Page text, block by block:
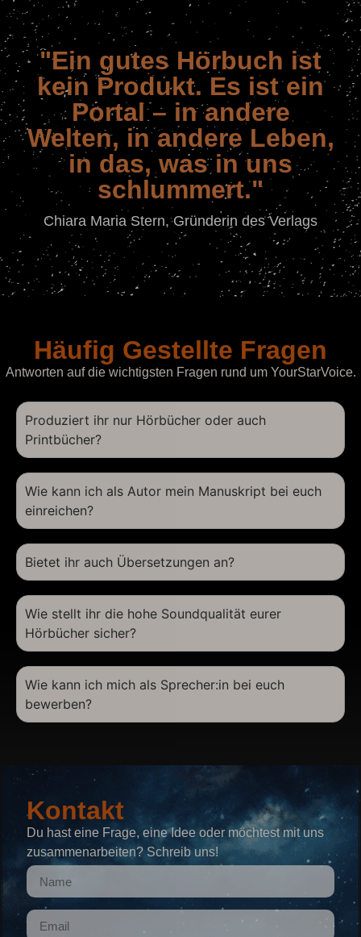
"Ein gutes Hörbuch ist
kein Produkt. Es ist ein
Portal – in andere
Welten, in andere Leben,
in das, was in uns
schlummert."
Chiara Maria Stern, Gründerin des Verlags
Häufig Gestellte Fragen
Antworten auf die wichtigsten Fragen rund um YourStarVoice.
Produziert ihr nur Hörbücher oder auch
Printbücher?
Wie kann ich als Autor mein Manuskript bei euch
einreichen?
Bietet ihr auch Übersetzungen an?
Wie stellt ihr die hohe Soundqualität eurer
Hörbücher sicher?
Wie kann ich mich als Sprecher:in bei euch
bewerben?
Kontakt
Du hast eine Frage, eine Idee oder möchtest mit uns
zusammenarbeiten? Schreib uns!